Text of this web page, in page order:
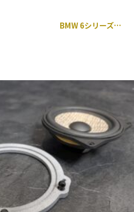
BMW 6シリーズ 前後 パッド 交換